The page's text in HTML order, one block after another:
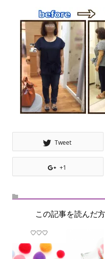
Tweet
+1
この記事を読んだ
♡♡♡